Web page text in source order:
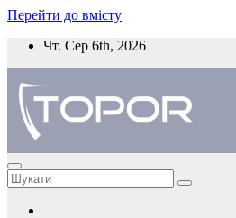
Перейти до вмісту
Чт. Сер 6th, 2026